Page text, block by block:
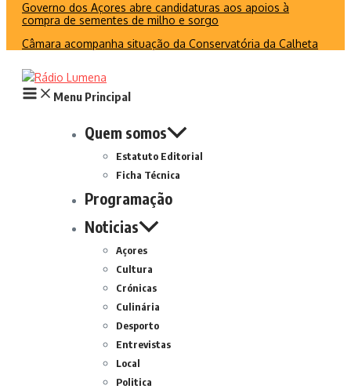
Governo dos Açores abre candidaturas aos apoios à
compra de sementes de milho e sorgo
Câmara acompanha situação da Conservatória da Calheta
Menu Principal
Quem somos
Estatuto Editorial
Ficha Técnica
Programação
Noticias
Açores
Cultura
Crónicas
Culinária
Desporto
Entrevistas
Local
Politica